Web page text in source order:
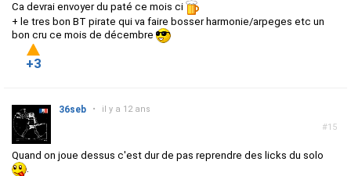
Ca devrai envoyer du paté ce mois ci
+ le tres bon BT pirate qui va faire bosser harmonie/arpeges etc un
bon cru ce mois de décembre
+3
#15
36seb • il y a 12 ans
Quand on joue dessus c'est dur de pas reprendre des licks du solo
.